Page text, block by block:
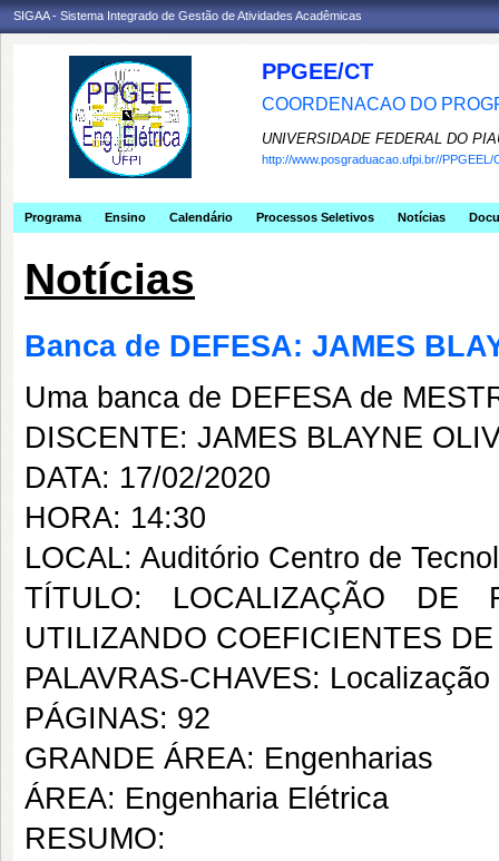
SIGAA - Sistema Integrado de Gestão de Atividades Acadêmicas
PPGEE/CT
COORDENACAO DO
UNIVERSIDADE FEDERAL DO
http://www.posgraduacao.ufpi.br//PPGEEL/
Programa Ensino Calendário Processos Seletivos Notícias
Notícias
Banca de DEFESA: JAMES
Uma banca de DEFESA de
DISCENTE: JAMES BLAYNE
DATA: 17/02/2020
HORA: 14:30
LOCAL: Auditório Centro de
TÍTULO: LOCALIZAÇÃO DE
UTILIZANDO COEFICIENTES
PALAVRAS-CHAVES:
PÁGINAS: 92
GRANDE ÁREA: Engenharias
ÁREA: Engenharia Elétrica
RESUMO: